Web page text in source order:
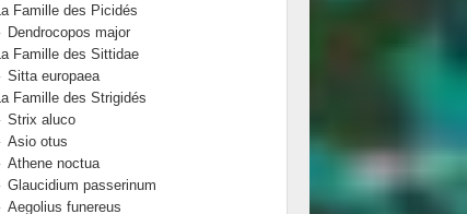
La Famille des Picidés
Dendrocopos major
La Famille des Sittidae
Sitta europaea
La Famille des Strigidés
Strix aluco
Asio otus
Athene noctua
Glaucidium passerinum
Aegolius funereus